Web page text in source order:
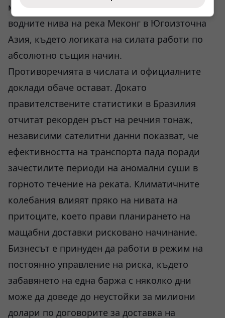
материалите ни за конфликтите около
водните нива на река Меконг в Югоизточна
Азия, където логиката на силата работи по
абсолютно същия начин.
Противоречията в числата и официалните
доклади обаче остават. Докато
правителствените статистики в Бразилия
отчитат рекорден ръст на речния тонаж,
независими сателитни данни показват, че
ефективността на транспорта пада поради
зачестилите периоди на аномални суши в
горното течение на реката. Климатичните
колебания влияят пряко на нивата на
притоците, което прави планирането на
мащабни доставки рисковано начинание.
Бизнесът е принуден да работи в режим на
постоянно управление на риска, където
забавянето на една баржа с няколко дни
може да доведе до неустойки за милиони
долари по договорите за доставка на